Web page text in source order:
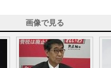
画像で見る